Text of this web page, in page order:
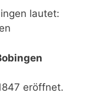
lautet:
eröffnet.